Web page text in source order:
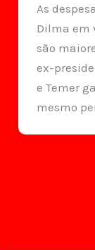
As
Dilma em
são
ex-
e Temer
mesmo